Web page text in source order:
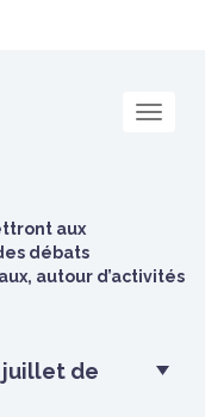
Menu
aux
débats
autour d’activités
juillet de